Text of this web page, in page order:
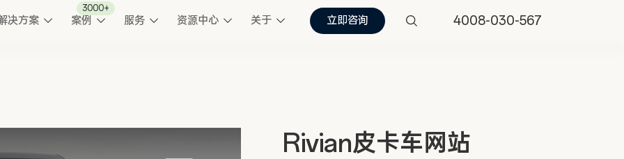
决方案 案例
3000+
服务 资源中心 关于 立即咨询 4008-030-567
Rivian皮卡车网站